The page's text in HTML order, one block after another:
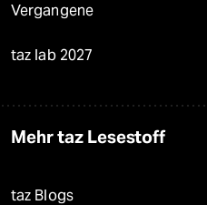
Vergangene
taz lab 2027
Mehr taz Lesestoff
taz Blogs